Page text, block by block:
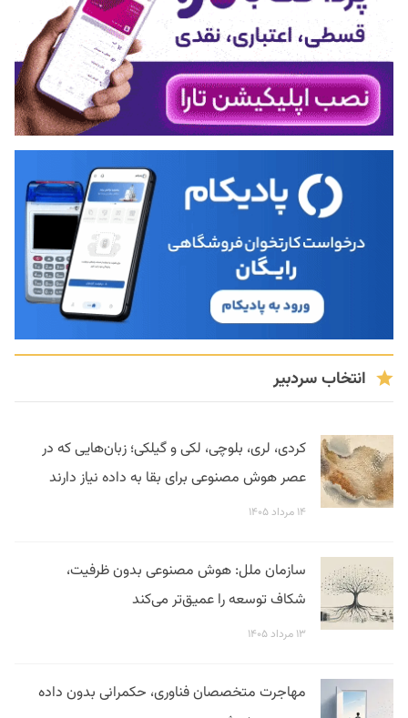
انتخاب سردبیر
کردی، لری، بلوچی، لکی و گیلکی؛ زبان‌هایی که در
عصر هوش مصنوعی برای بقا به داده نیاز دارند
۱۴ مرداد ۱۴۰۵
سازمان ملل: هوش مصنوعی بدون ظرفیت،
شکاف توسعه را عمیق‌تر می‌کند
۱۳ مرداد ۱۴۰۵
مهاجرت متخصصان فناوری، حکمرانی بدون داده